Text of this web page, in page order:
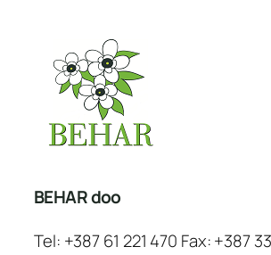
BEHAR doo
Tel: +387 61 221 470 Fax: +387